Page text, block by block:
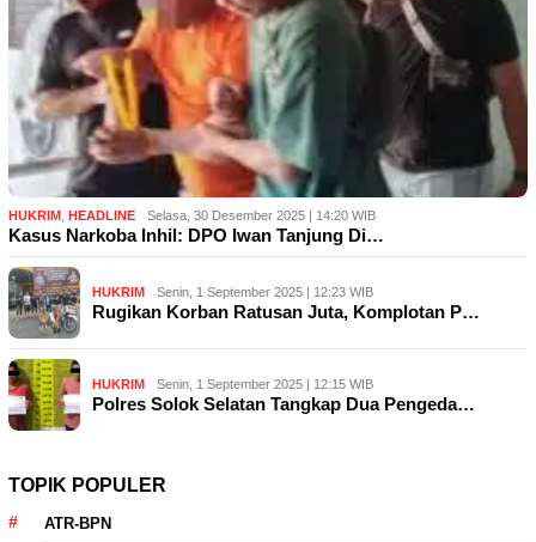
HUKRIM HEADLINE Selasa, 30 Desember 2025 | 14:20 WIB
Kasus Narkoba Inhil: DPO Iwan Tanjung Di…
HUKRIM Senin, 1 September 2025 | 12:23 WIB
Rugikan Korban Ratusan Juta, Komplotan P…
HUKRIM Senin, 1 September 2025 | 12:15 WIB
Polres Solok Selatan Tangkap Dua Pengeda…
TOPIK POPULER
ATR-BPN